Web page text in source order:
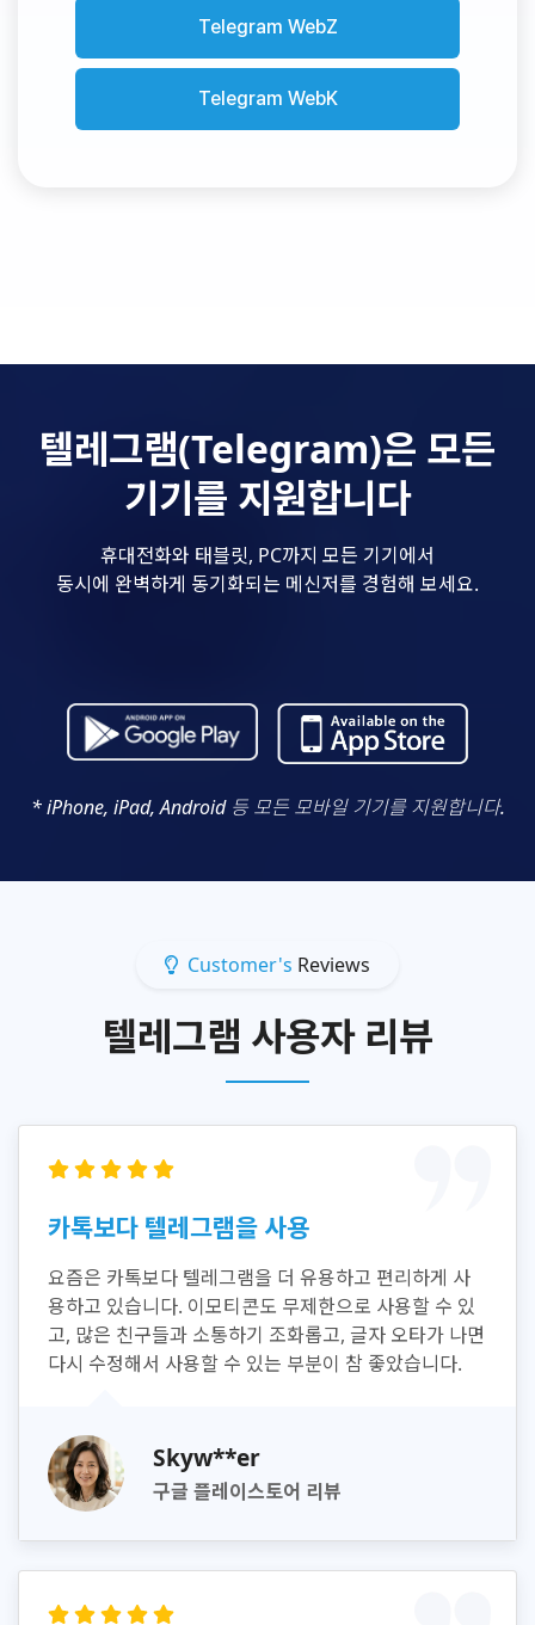
Telegram WebZ
Telegram WebK
텔레그램(Telegram)은 모든
기기를 지원합니다
휴대전화와 태블릿, PC까지 모든 기기에서
동시에 완벽하게 동기화되는 메신저를 경험해 보세요.
* iPhone, iPad, Android 등 모든 모바일 기기를 지원합니다.
Customer's Reviews
텔레그램 사용자 리뷰
카톡보다 텔레그램을 사용
요즘은 카톡보다 텔레그램을 더 유용하고 편리하게 사
용하고 있습니다. 이모티콘도 무제한으로 사용할 수 있
고, 많은 친구들과 소통하기 조화롭고, 글자 오타가 나면
다시 수정해서 사용할 수 있는 부분이 참 좋았습니다.
Skyw**er
구글 플레이스토어 리뷰